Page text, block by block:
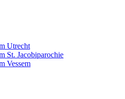
Utrecht
St. Jacobiparochie
Vessem